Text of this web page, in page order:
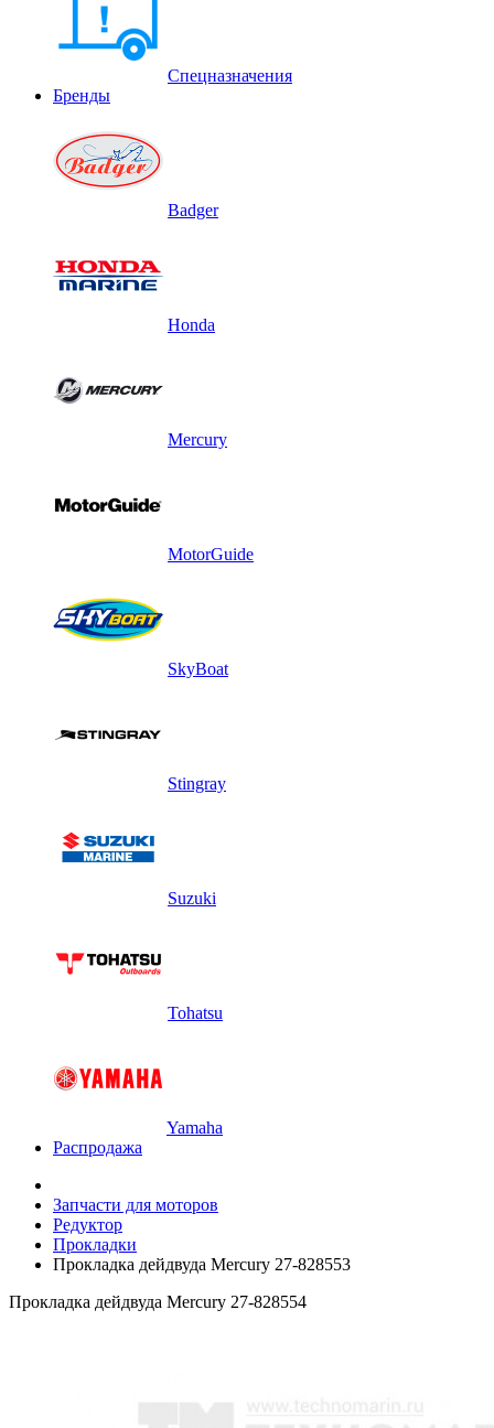
Спецназначения
Бренды
Badger
Honda
Mercury
MotorGuide
SkyBoat
Stingray
Suzuki
Tohatsu
Yamaha
Распродажа
Запчасти для моторов
Редуктор
Прокладки
Прокладка дейдвуда Mercury 27-828553
Прокладка дейдвуда Mercury 27-828554